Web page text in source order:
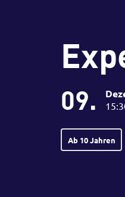
09.
Ab 10 Jahren